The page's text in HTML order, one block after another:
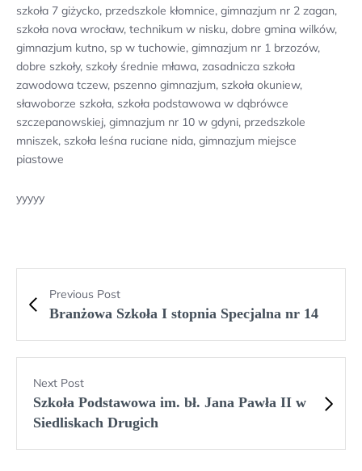
szkoła 7 giżycko, przedszkole kłomnice, gimnazjum nr 2 zagan,
szkoła nova wrocław, technikum w nisku, dobre gmina wilków,
gimnazjum kutno, sp w tuchowie, gimnazjum nr 1 brzozów,
dobre szkoły, szkoły średnie mława, zasadnicza szkoła
zawodowa tczew, pszenno gimnazjum, szkoła okuniew,
sławoborze szkoła, szkoła podstawowa w dąbrówce
szczepanowskiej, gimnazjum nr 10 w gdyni, przedszkole
mniszek, szkoła leśna ruciane nida, gimnazjum miejsce
piastowe
yyyyy
Previous Post
Branżowa Szkoła I stopnia Specjalna nr 14
Next Post
Szkoła Podstawowa im. bł. Jana Pawła II w
Siedliskach Drugich